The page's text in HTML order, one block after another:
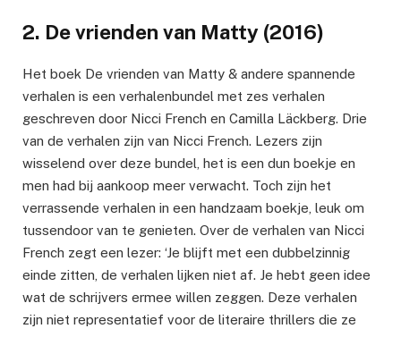
2. De vrienden van Matty (2016)
Het boek De vrienden van Matty & andere spannende
verhalen is een verhalenbundel met zes verhalen
geschreven door Nicci French en Camilla Läckberg. Drie
van de verhalen zijn van Nicci French. Lezers zijn
wisselend over deze bundel, het is een dun boekje en
men had bij aankoop meer verwacht. Toch zijn het
verrassende verhalen in een handzaam boekje, leuk om
tussendoor van te genieten. Over de verhalen van Nicci
French zegt een lezer: ‘Je blijft met een dubbelzinnig
einde zitten, de verhalen lijken niet af. Je hebt geen idee
wat de schrijvers ermee willen zeggen. Deze verhalen
zijn niet representatief voor de literaire thrillers die ze